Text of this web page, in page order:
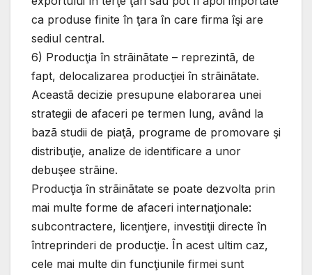
ca produse finite în ţara în care firma îşi are
sediul central.
6) Producţia în strãinãtate – reprezintã, de
fapt, delocalizarea producţiei în strãinãtate.
Aceastã decizie presupune elaborarea unei
strategii de afaceri pe termen lung, având la
bazã studii de piaţã, programe de promovare şi
distribuţie, analize de identificare a unor
debuşee strãine.
Producţia în strãinãtate se poate dezvolta prin
mai multe forme de afaceri internaţionale:
subcontractere, licenţiere, investiţii directe în
întreprinderi de producţie. În acest ultim caz,
cele mai multe din funcţiunile firmei sunt